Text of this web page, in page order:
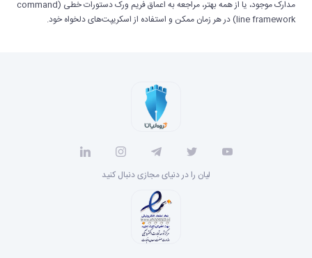
مدارک موجود، یا از همه بهتر، مراجعه به اعماق فریم ورک دستورات خطی (command
line framework) در هر زمان ممکن و استفاده از اسکریپت‌های دلخواه خود.
لیان را در دنیای مجازی دنبال کنید